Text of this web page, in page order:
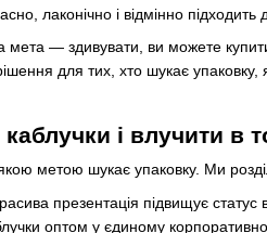
лаконічно і відмінно
— здивувати, ви можете купити
для тих, хто шукає упаковку,
і влучити в
метою шукає упаковку. Ми
презентація підвищує
оптом у єдиному